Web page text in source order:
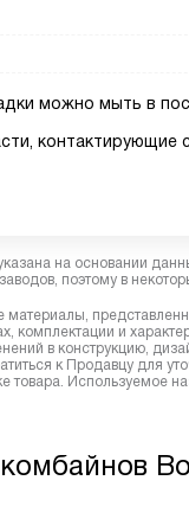
можно мыть в
на основании
поэтому в
комплектации и
в конструкцию,
к Продавцу для
товара. Используемое